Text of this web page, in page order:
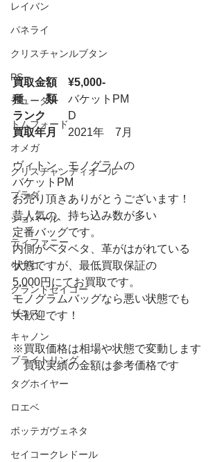
レイバン
パネライ
クリスチャンルブタン
PS
チューダー
トムフォード
オメガ
クリスチャンディオール
プラダ
ショパール
ティファニー
ウブロ
グランドセイコー
ゼニス
キャノン
ブライトリング
タグホイヤー
ロエベ
ボッテガヴェネタ
セイコークレドール
買取金額　¥5,000-
種　　類 バケットPM
ランク
D
買取年月
2021年　7月
ヴィトン、モノグラムの
バケットPM
お売り頂きありがとうございます！
昔人気の、持ち込み数が多い
定番バッグです。
内側がベタベタ、革がはがれている
状態ですが、最低買取保証の
5,000円にてお買取です。
モノグラムバッグなら悪い状態でも
大歓迎です！
※買取価格は相場や状態で変動します
買取実績の金額は参考価格です